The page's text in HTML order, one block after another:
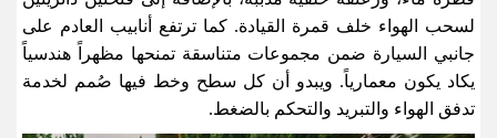
لسحب الهواء خلف قمرة القيادة. كما ترتفع أنابيب العادم على
جانبي السيارة ضمن مجموعات متناسقة تمنحها مظهراً هندسياً
يكاد يكون معمارياً. ويبدو أن كل سطح وخط فيها صُمم لخدمة
تدفق الهواء والتبريد والتحكم بالضغط.